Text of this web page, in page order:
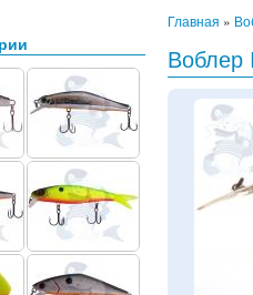
Главная »
Воблер